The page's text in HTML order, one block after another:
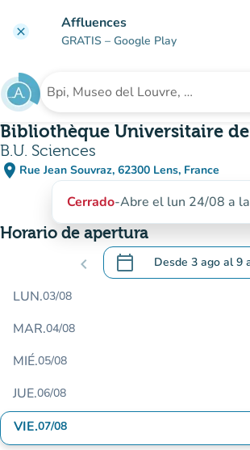
clear Affluences
GRATIS – Google Play
Buscar un establecimiento
Bibliothèque Universitaire
B.U. Sciences
place Rue Jean Souvraz, 62300 Lens, France
(abrir en Google Maps)
(nueva pestaña)
Cerrado-Abre el lun 24/08 a
Horario de apertura
chevron_left calendar_today Desde 3 ago al9
.Abra el calendario
LUN.03/08
MAR.04/08
MIÉ.05/08
JUE.06/08
VIE.07/08